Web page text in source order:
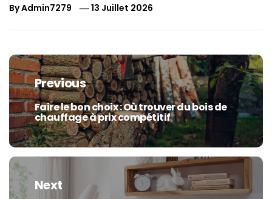
ByAdmin7279 13 Juillet 2026
Navigation
de
l’article
Previous
Previous
post:
Faire le bon choix : Où trouver du bois de
chauffage à prix compétitif
Next